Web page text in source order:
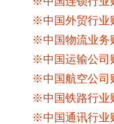
※中国外贸行业
※中国物流业务
※中国运输公司
※中国航空公司
※中国铁路行业
※中国通讯行业